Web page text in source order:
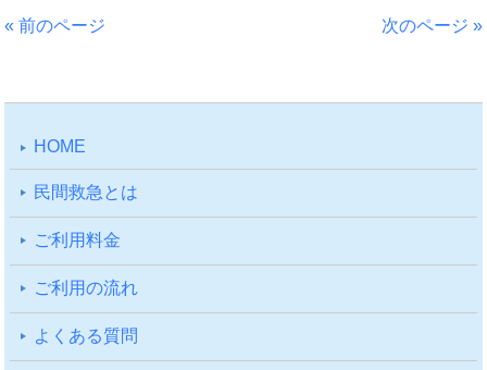
« 前のページ 次のページ »
HOME
⺠間救急とは
ご利⽤料⾦
ご利⽤の流れ
よくある質問